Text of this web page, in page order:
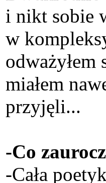
i nikt sobie
w
odważyłem
miałem
przyjęli...
-Co
-Cała